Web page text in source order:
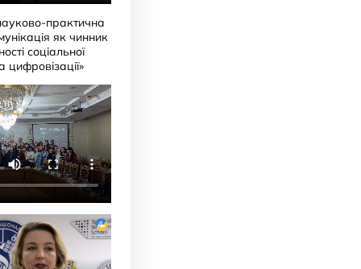
практична
як чинник
соціальної
цифровізації»